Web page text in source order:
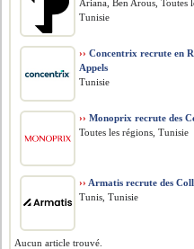
Ariana, Ben Arous, Toutes
Tunisie
›› Concentrix recrute en
Appels
Tunisie
›› Monoprix recrute des
Toutes les régions, Tunisie
›› Armatis recrute des
Tunis, Tunisie
Aucun article trouvé.